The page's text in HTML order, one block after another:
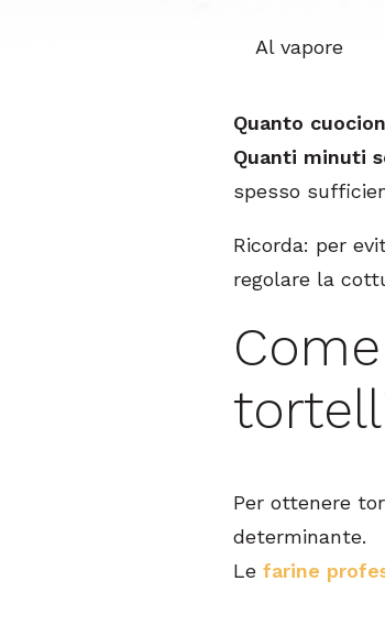
Al vapore
Quanto
Quanti minuti
spesso
Ricorda: per
regolare la
Per ottenere
determinante.
Le farine